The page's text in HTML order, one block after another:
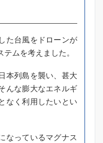
た台風をドローンが
ムを考えました。
本列島を襲い、甚⼤
んな膨⼤なエネルギ
なく利用したいとい
なっているマグナス